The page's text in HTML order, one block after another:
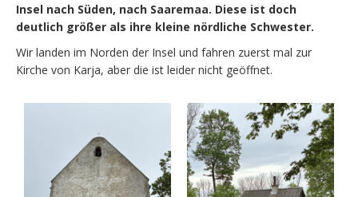
Insel nach Süden, nach Saaremaa. Diese ist doch
deutlich größer als ihre kleine nördliche Schwester.
Wir landen im Norden der Insel und fahren zuerst mal zur
Kirche von Karja, aber die ist leider nicht geöffnet.